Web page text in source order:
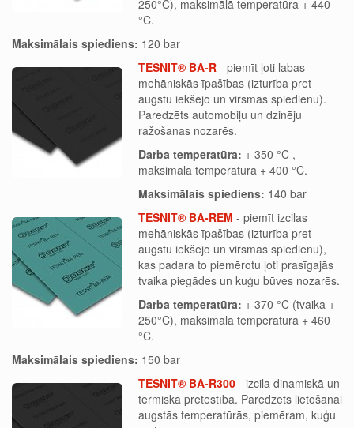
250°C), maksimālā temperatūra + 440
°C.
Maksimālais spiediens: 120 bar
TESNIT® BA-R - piemīt ļoti labas
mehāniskās īpašības (izturība pret
augstu iekšējo un virsmas spiedienu).
Paredzēts automobiļu un dzinēju
ražošanas nozarēs.
Darba temperatūra: + 350 °C ,
maksimālā temperatūra + 400 °C.
Maksimālais spiediens: 140 bar
TESNIT® BA-REM - piemīt izcilas
mehāniskās īpašības (izturība pret
augstu iekšējo un virsmas spiedienu),
kas padara to piemērotu ļoti prasīgajās
tvaika piegādes un kuģu būves nozarēs.
Darba temperatūra: + 370 °C (tvaika +
250°C), maksimālā temperatūra + 460
°C.
Maksimālais spiediens: 150 bar
TESNIT® BA-R300 - izcila dinamiskā un
termiskā pretestība. Paredzēts lietošanai
augstās temperatūrās, piemēram, kuģu